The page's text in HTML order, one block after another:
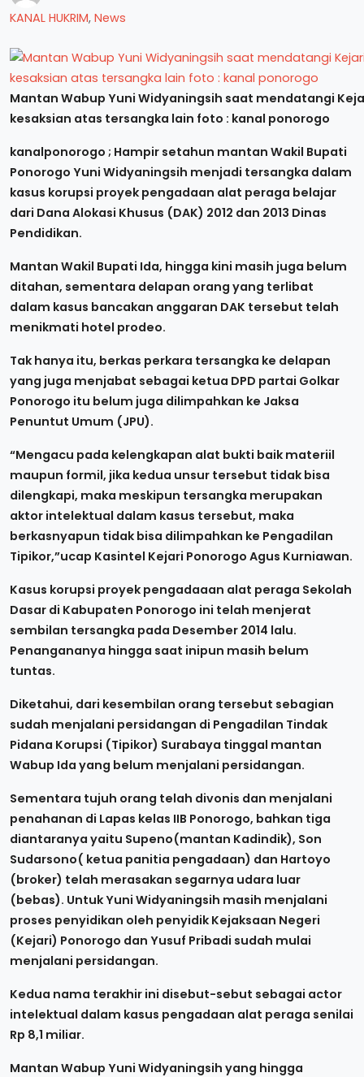
KANAL HUKRIM, News
Mantan Wabup Yuni Widyaningsih saat mendatangi
kesaksian atas tersangka lain foto : kanal ponorogo
kanalponorogo ; Hampir setahun mantan Wakil Bupati
Ponorogo Yuni Widyaningsih menjadi tersangka dalam
kasus korupsi proyek pengadaan alat peraga belajar
dari Dana Alokasi Khusus (DAK) 2012 dan 2013 Dinas
Pendidikan.
Mantan Wakil Bupati Ida, hingga kini masih juga belum
ditahan, sementara delapan orang yang terlibat
dalam kasus bancakan anggaran DAK tersebut telah
menikmati hotel prodeo.
Tak hanya itu, berkas perkara tersangka ke delapan
yang juga menjabat sebagai ketua DPD partai Golkar
Ponorogo itu belum juga dilimpahkan ke Jaksa
Penuntut Umum (JPU).
“Mengacu pada kelengkapan alat bukti baik materiil
maupun formil, jika kedua unsur tersebut tidak bisa
dilengkapi, maka meskipun tersangka merupakan
aktor intelektual dalam kasus tersebut, maka
berkasnyapun tidak bisa dilimpahkan ke Pengadilan
Tipikor,”ucap Kasintel Kejari Ponorogo Agus Kurniawan.
Kasus korupsi proyek pengadaaan alat peraga Sekolah
Dasar di Kabupaten Ponorogo ini telah menjerat
sembilan tersangka pada Desember 2014 lalu.
Penangananya hingga saat inipun masih belum
tuntas.
Diketahui, dari kesembilan orang tersebut sebagian
sudah menjalani persidangan di Pengadilan Tindak
Pidana Korupsi (Tipikor) Surabaya tinggal mantan
Wabup Ida yang belum menjalani persidangan.
Sementara tujuh orang telah divonis dan menjalani
penahanan di Lapas kelas IIB Ponorogo, bahkan tiga
diantaranya yaitu Supeno(mantan Kadindik), Son
Sudarsono( ketua panitia pengadaan) dan Hartoyo
(broker) telah merasakan segarnya udara luar
(bebas). Untuk Yuni Widyaningsih masih menjalani
proses penyidikan oleh penyidik Kejaksaan Negeri
(Kejari) Ponorogo dan Yusuf Pribadi sudah mulai
menjalani persidangan.
Kedua nama terakhir ini disebut-sebut sebagai actor
intelektual dalam kasus pengadaan alat peraga senilai
Rp 8,1 miliar.
Mantan Wabup Yuni Widyaningsih yang hingga